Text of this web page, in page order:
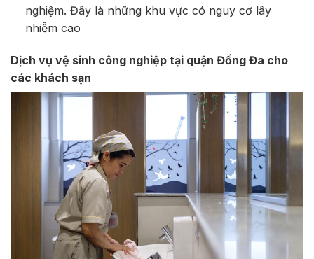
nghiệm. Đây là những khu vực có nguy cơ lây
nhiễm cao
Dịch vụ vệ sinh công nghiệp tại quận Đống Đa cho
các khách sạn